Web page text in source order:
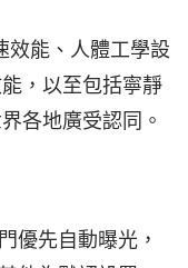
效能、人體工學設
，以至包括寧靜
各地廣受認同。
優先自動曝光，